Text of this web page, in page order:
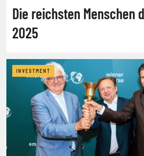
Die reichsten Menschen
2025
INVESTMENT